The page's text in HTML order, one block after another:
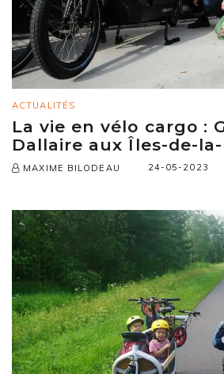
ACTUALITÉS
La vie en vélo cargo :
Dallaire aux Îles-de-
MAXIME BILODEAU 24-05-2023